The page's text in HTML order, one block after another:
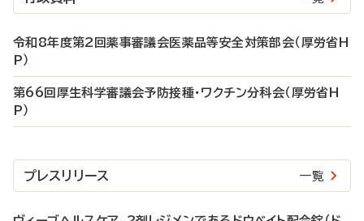
令和8年度第2回薬事審議会医薬品等安全対策部会（厚労省H
P）
第66回厚生科学審議会予防接種・ワクチン分科会（厚労省H
P）
プレスリリース 一覧